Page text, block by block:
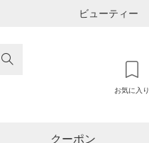
ビューティー

お気に入り
クーポン